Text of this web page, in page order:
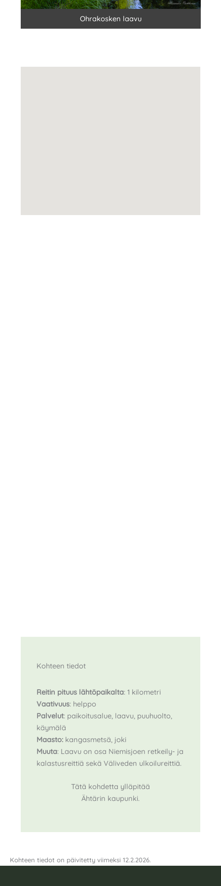
Ohrakosken laavu
Kohteen tiedot
Reitin pituus lähtöpaikalta: 1 kilometri
Vaativuus: helppo
Palvelut: paikoitusalue, laavu, puuhuolto,
käymälä
Maasto:kangasmetsä, joki
Muuta: Laavu on osa Niemisjoen retkeily- ja
kalastusreittiä sekä Väliveden ulkoilureittiä.
Tätä kohdetta ylläpitää
Ähtärin kaupunki.
Kohteen tiedot on päivitetty viimeksi 12.2.2026.